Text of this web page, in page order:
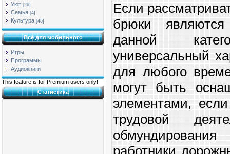
Уют [26]
Семья [4]
Культура [45]
Всё для мобильного
Игры
Программы
Аудиокниги
This feature is for Premium users only!
Статистика
Если
брюки
данной
универсальный
для любого
могут быть
элементами,
трудовой